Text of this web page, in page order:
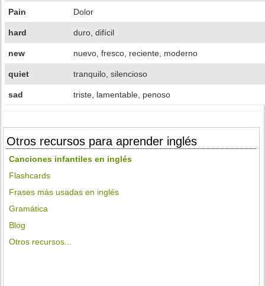
Pain Dolor
hard duro, difícil
new nuevo, fresco, reciente, moderno
quiet tranquilo, silencioso
sad triste, lamentable, penoso
Otros recursos para aprender inglés
Canciones infantiles en inglés
Flashcards
Frases más usadas en inglés
Gramática
Blog
Otros recursos...